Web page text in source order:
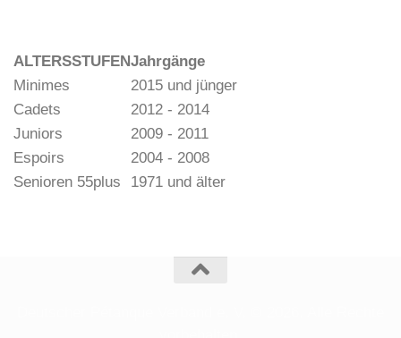
ALTERSSTUFENJahrgänge
Minimes
2015 und jünger
Cadets
2012 - 2014
Juniors
2009 - 2011
Espoirs
2004 - 2008
Senioren 55plus
1971 und älter